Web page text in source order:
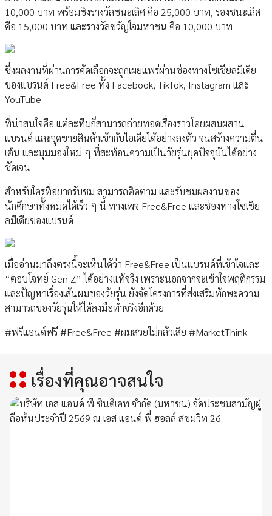
10,000 บาท พร้อมชิงรางวัลชนะเลิศ คือ 25,000 บาท, รองชนะเลิศ
คือ 15,000 บาท และรางวัลขวัญใจมหาชน คือ 10,000 บาท
ซึ่งผลงานที่ผ่านการคัดเลือกจะถูกเผยแพร่ผ่านช่องทางโซเชียลมีเดีย
ของแบรนด์ Free&Free ทั้ง Facebook, TikTok, Instagram และ
YouTube
ที่น่าสนใจคือ แต่ละทีมก็สามารถถ่ายทอดเรื่องราวโดยผสมผสาน
แบรนด์ และจุดขายสินค้าเข้ากับไอเดียได้อย่างลงตัว จนสร้างความตื่น
เต้น และมุมมองใหม่ ๆ ที่สะท้อนความเป็นวัยรุ่นยุคปัจจุบันได้อย่าง
ชัดเจน
สำหรับใครที่อยากรับชม สามารถติดตาม และรับชมผลงานของ
นักศึกษาทั้งหมดได้เร็ว ๆ นี้ ทางเพจ Free&Free และช่องทางโซเชีย
ลมีเดียของแบรนด์
เมื่ออ่านมาถึงตรงนี้จะเห็นได้ว่า Free&Free เป็นแบรนด์ที่เข้าใจและ
“ตอบโจทย์ Gen Z” ได้อย่างแท้จริง เพราะนอกจากจะเข้าใจพฤติกรรม
และปัญหาเรื่องเส้นผมของวัยรุ่น ยังจัดโครงการที่ส่งเสริมทักษะความ
สามารถของวัยรุ่นให้ได้ลงมือทำจริงอีกด้วย
#ฟรีแอนด์ฟรี #Free&Free #ผมสวยไม่กลัวเสีย #MarketThink
เรื่องที่คุณอาจสนใจ